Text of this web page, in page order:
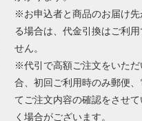
※お申込者と商品のお届け先
る場合は、代金引換はご利用
せん。
※代引で高額ご注文をいただ
合、初回ご利用時のみ郵便、
てご注文内容の確認をさせ
く場合がございます。